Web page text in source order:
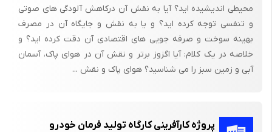
محیطی اندیشیده اید؟ آیا به نقش آن درکاهش آلودگی های صوتی
و تنفسی توجه کرده اید؟ و یا به نقش و جایگاه آن در مصرف
بهینه سوخت و صرفه جویی های اقتصادی آن دقت کرده اید؟ و
خلاصه در یک کلام: آیا اگزوز برتر و نقش آن در هوای پاک، آسمان
آبی و زمین سبز را می شناسید؟ هوای پاک و نقش ...
پروژه کارآفرینی کارگاه تولید فرمان خودرو